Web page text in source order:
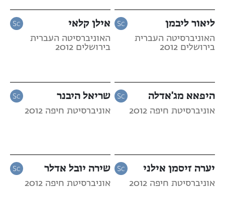
ליאור ליבמן
האוניברסיטה העברית
בירושלים 2012
אילן קלאי
האוניברסיטה העברית
בירושלים 2012
היפאא מג'אדלה
אוניברסיטת חיפה 2012
שריאל היבנר
אוניברסיטת חיפה 2012
יערה זיסמן אילני
אוניברסיטת חיפה 2012
שירה יובל אדלר
אוניברסיטת חיפה 2012